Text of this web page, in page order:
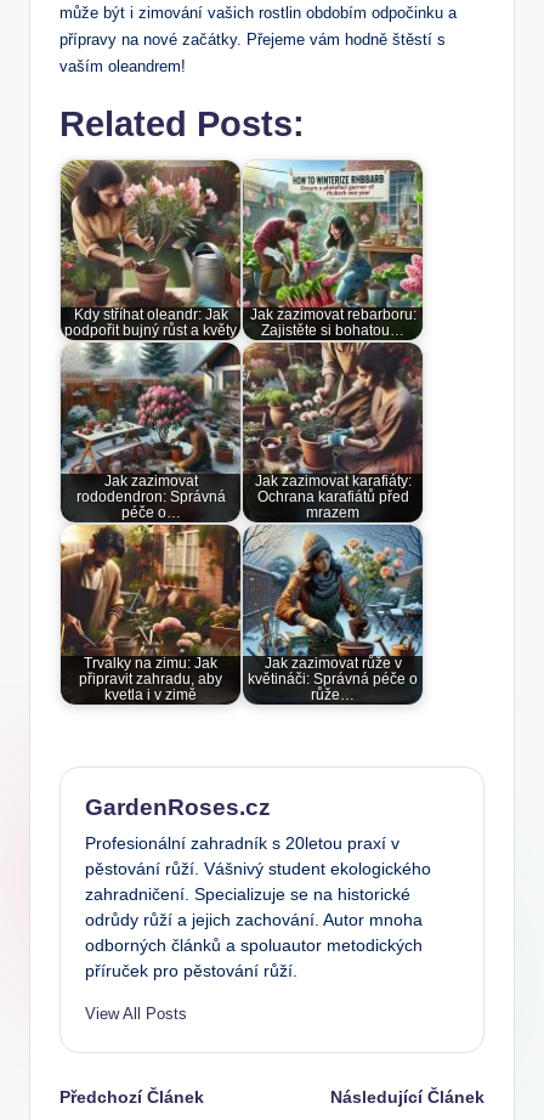
může být i zimování vašich⁢ rostlin⁣ obdobím odpočinku a
přípravy na nové začátky. Přejeme vám hodně štěstí s
vaším oleandrem!
Related Posts:
Kdy stříhat oleandr: Jak
podpořit bujný růst a květy
Jak zazimovat rebarboru:
Zajistěte si bohatou…
Jak zazimovat
rododendron: Správná
péče o…
Jak zazimovat karafiáty:
Ochrana karafiátů před
mrazem
Trvalky na zimu: Jak
připravit zahradu, aby
kvetla i v zimě
Jak zazimovat růže v
květináči: Správná péče o
růže…
GardenRoses.cz
Profesionální zahradník s 20letou praxí v
pěstování růží. Vášnivý student ekologického
zahradničení. Specializuje se na historické
odrůdy růží a jejich zachování. Autor mnoha
odborných článků a spoluautor metodických
příruček pro pěstování růží.
View All Posts
Post
Předchozí Článek Následující Článek